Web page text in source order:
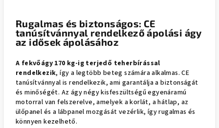
Rugalmas és biztonságos: CE
tanúsítvánnyal rendelkező ápolási ágy
az idősek ápolásához
A fekvőágy 170 kg-ig terjedő teherbírással
rendelkezik, így a legtöbb beteg számára alkalmas. CE
tanúsítvánnyal is rendelkezik, ami garantálja a biztonságát
és minőségét. Az ágy négy kisfeszültségű egyenáramú
motorral van felszerelve, amelyek a korlát, a hátlap, az
ülőpanel és a lábpanel mozgását vezérlik, így rugalmas és
könnyen kezelhető.